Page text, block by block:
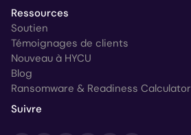
Ressources
Soutien
Témoignages de clients
Nouveau à HYCU
Blog
Ransomware & Readiness Calculator
Suivre